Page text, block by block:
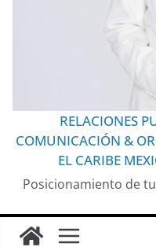
RELACIONES
COMUNICACIÓN &
EL CARIBE
Posicionamiento de